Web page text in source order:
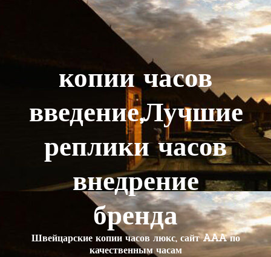
копии часов
введение,Лучшие
реплики часов
внедрение
бренда
Швейцарские копии часов люкс, сайт AAA по
качественным часам